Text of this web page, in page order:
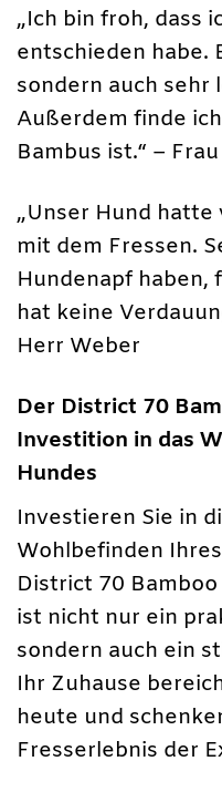
„Ich bin froh, dass
entschieden habe.
sondern auch sehr
Außerdem finde
Bambus ist.“ –
„Unser Hund
mit dem Fressen.
Hundenapf haben,
hat keine
Herr Weber
Der District 70
Investition in das
Hundes
Investieren Sie in
Wohlbefinden
District 70
ist nicht nur ein
sondern auch ein
Ihr Zuhause
heute und
Fresserlebnis der